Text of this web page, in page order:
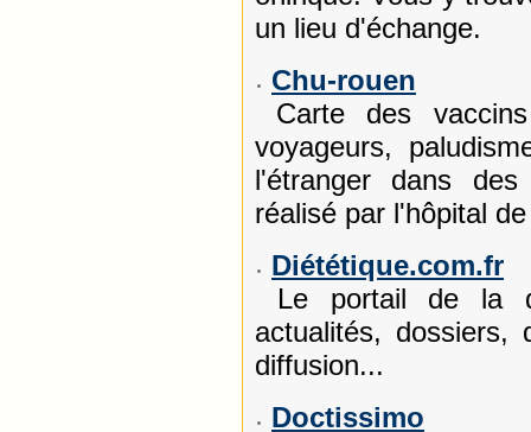
un lieu d'échange.
Chu-rouen
Carte des
voyageurs,
l'étranger dans
réalisé par l'hôpital
Diététique.com.fr
Le portail de la
actualités, dossiers,
diffusion...
Doctissimo